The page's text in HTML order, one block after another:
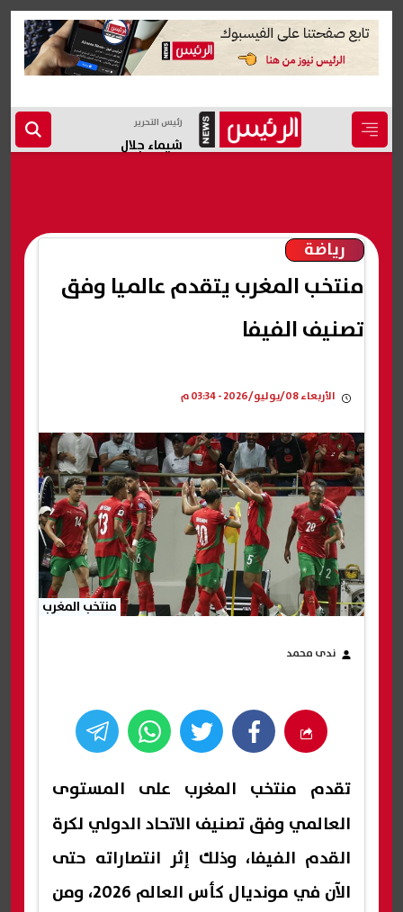
رئيس التحرير
شيماء جلال
رياضة
منتخب المغرب يتقدم عالميا وفق
تصنيف الفيفا
الأربعاء 08/يوليو/2026 - 03:34 م
منتخب المغرب
ندى محمد
تقدم منتخب المغرب على المستوى
العالمي وفق تصنيف الاتحاد الدولي لكرة
القدم الفيفا، وذلك إثر انتصاراته حتى
الآن في مونديال كأس العالم 2026، ومن